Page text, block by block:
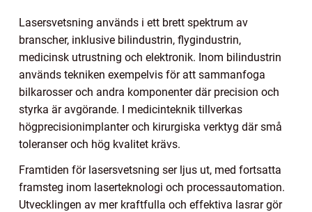
Lasersvetsning används i ett brett spektrum av
branscher, inklusive bilindustrin, flygindustrin,
medicinsk utrustning och elektronik. Inom bilindustrin
används tekniken exempelvis för att sammanfoga
bilkarosser och andra komponenter där precision och
styrka är avgörande. I medicinteknik tillverkas
högprecisionimplanter och kirurgiska verktyg där små
toleranser och hög kvalitet krävs.
Framtiden för lasersvetsning ser ljus ut, med fortsatta
framsteg inom laserteknologi och processautomation.
Utvecklingen av mer kraftfulla och effektiva lasrar gör